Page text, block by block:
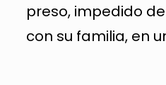
preso, impedido
con su familia, en